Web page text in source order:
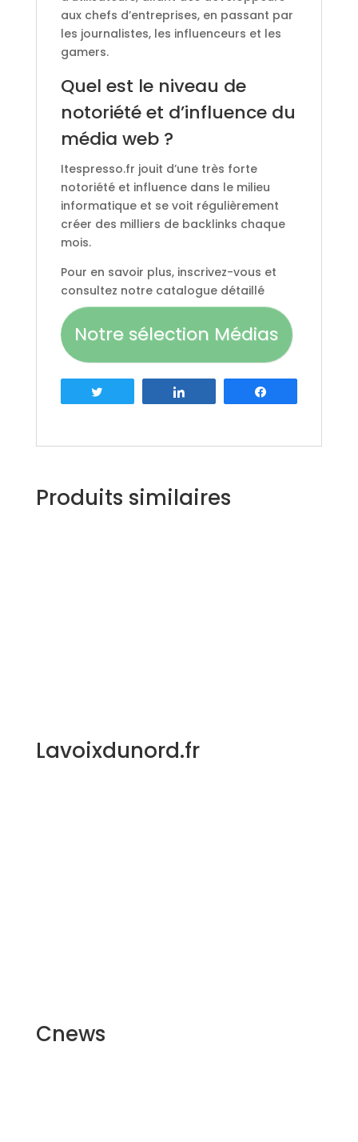
aux chefs d’entreprises, en passant par
les journalistes, les influenceurs et les
gamers.
Quel est le niveau de
notoriété et d’influence du
média web ?
Itespresso.fr jouit d’une très forte
notoriété et influence dans le milieu
informatique et se voit régulièrement
créer des milliers de backlinks chaque
mois.
Pour en savoir plus, inscrivez-vous et
consultez notre catalogue détaillé
Notre sélection Médias
Produits similaires
Lavoixdunord.fr
Cnews